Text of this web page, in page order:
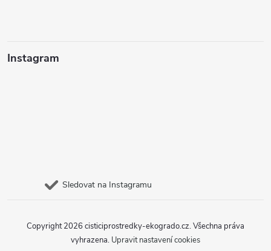
Instagram
Sledovat na Instagramu
Copyright 2026 cisticiprostredky-ekogrado.cz. Všechna práva
vyhrazena. Upravit nastavení cookies